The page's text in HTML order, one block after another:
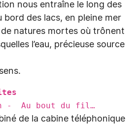
nous entraîne le long des
bord des lacs, en pleine mer
natures mortes où trônent
l’eau, précieuse source
- Au bout du fil…
de la cabine téléphonique